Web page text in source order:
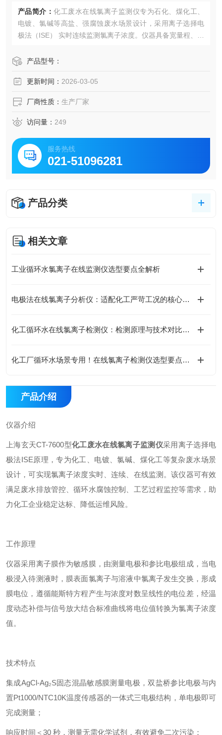
产品简介： 化工废水在线氯离子监测仪专为石化、煤化工、
电镀、氯碱等高盐、强腐蚀废水场景设计，采用离子选择电
极法（ISE） 实时连续监测氯离子浓度。仪器具备宽量程、高
快、运维简便，用于废水排放管控、循环水防腐蚀、工艺过
产品型号：
更新时间： 2026-03-05
厂商性质： 生产厂家
访问量： 249
服务热线
021-51096281
产品分类
相关文章
工业循环水氯离子在线监测仪选型要点全解析
电极法在线氯离子分析仪：适配化工严苛工况的核心优势
化工循环水在线氯离子检测仪：检测原理与技术对比分析
化工厂循环水场景专用！在线氯离子检测仪选型要点与参数解读
产品介绍
仪器介绍
上海玄天CT-7600型化工废水在线氯离子监测仪采用离子选择电
极法ISE原理，专为化工、电镀、氯碱、煤化工等复杂废水场景
设计，可实现氯离子浓度实时、连续、在线监测。该仪器可有效
满足废水排放管控、循环水腐蚀控制、工艺过程监控等需求，助
力化工企业稳定达标、降低运维风险。
工作原理
仪器采用离子膜作为敏感膜，由测量电极和参比电极组成，当电
极浸入待测液时，膜表面氯离子与溶液中氯离子发生交换，形成
膜电位，遵循能斯特方程产生与浓度对数呈线性的电位差，经温
度动态补偿与信号放大结合标准曲线将电位值转换为氯离子浓度
值。
技术特点
集成AgCl-Ag₂S固态混晶敏感膜测量电极，双盐桥参比电极与内
置Pt1000/NTC10K温度传感器的一体式三电极结构，单电极即可
完成测量；
响应时间＜30 秒，测量无需化学试剂，有效避免二次污染；